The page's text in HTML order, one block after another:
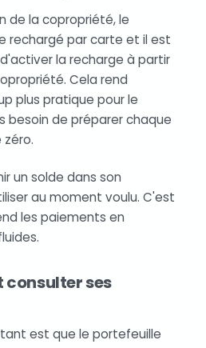
de la copropriété, le
rechargé par carte et il est
la recharge à partir
Cela rend
plus pratique pour le
besoin de préparer chaque
un solde dans son
au moment voulu. C'est
les paiements en
consulter ses
est que le portefeuille